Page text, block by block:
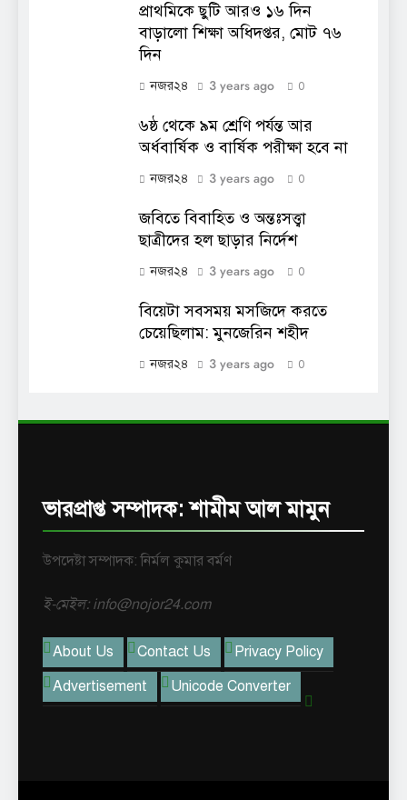
প্রাথমিকে ছুটি আরও ১৬ দিন
বাড়ালো শিক্ষা অধিদপ্তর, মোট ৭৬
দিন
নজর২৪ 3 years ago 0
৬ষ্ঠ থেকে ৯ম শ্রেণি পর্যন্ত আর
অর্ধবার্ষিক ও বার্ষিক পরীক্ষা হবে না
নজর২৪ 3 years ago 0
জবিতে বিবাহিত ও অন্তঃসত্ত্বা
ছাত্রীদের হল ছাড়ার নির্দেশ
নজর২৪ 3 years ago 0
বিয়েটা সবসময় মসজিদে করতে
চেয়েছিলাম: মুনজেরিন শহীদ
নজর২৪ 3 years ago 0
ভারপ্রাপ্ত সম্পাদক: শামীম আল মামুন
উপদেষ্টা সম্পাদক: নির্মল কুমার বর্মণ
ই-মেইল: info@nojor24.com
About Us Contact Us
Privacy Policy
Advertisement
Unicode Converter